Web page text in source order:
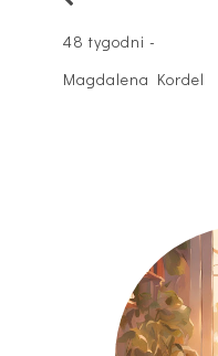
48 tygodni -
Magdalena Kordel